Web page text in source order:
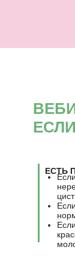
ЕСТЬ
ЧТО